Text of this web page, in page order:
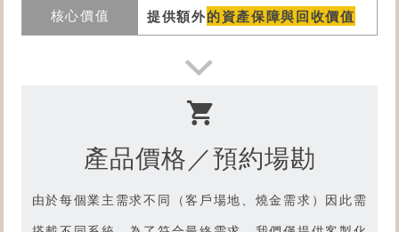
提供額外的資產保障與回收價值
產品價格／預約場勘
由於每個業主需求不同（客戶場地、燒金需求）因此需